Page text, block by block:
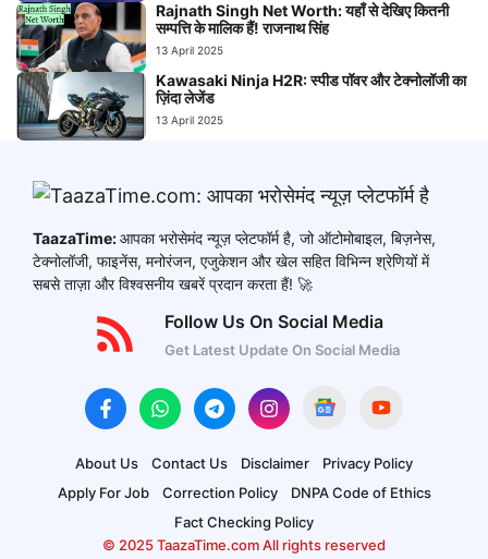
Rajnath Singh Net Worth: यहाँ से देखिए कितनी
सम्पत्ति के मालिक हैं! राजनाथ सिंह
13 April 2025
Kawasaki Ninja H2R: स्पीड पॉवर और टेक्नोलॉजी का
ज़िंदा लेजेंड
13 April 2025
TaazaTime:आपका भरोसेमंद न्यूज़ प्लेटफॉर्म है, जो ऑटोमोबाइल, बिज़नेस,
टेक्नोलॉजी, फाइनेंस, मनोरंजन, एजुकेशन और खेल सहित विभिन्न श्रेणियों में
सबसे ताज़ा और विश्वसनीय खबरें प्रदान करता हैं! 🚀
Follow Us On Social Media
Get Latest Update On Social Media
About Us Contact Us Disclaimer
Privacy Policy
Apply For Job
Correction Policy
DNPA Code of Ethics
Fact Checking Policy
© 2025 TaazaTime.com All rights reserved